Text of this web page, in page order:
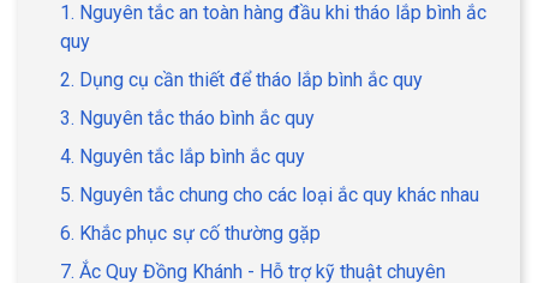
1. Nguyên tắc an toàn hàng đầu khi tháo lắp bình ắc
quy
2. Dụng cụ cần thiết để tháo lắp bình ắc quy
3. Nguyên tắc tháo bình ắc quy
4. Nguyên tắc lắp bình ắc quy
5. Nguyên tắc chung cho các loại ắc quy khác nhau
6. Khắc phục sự cố thường gặp
7. Ắc Quy Đồng Khánh - Hỗ trợ kỹ thuật chuyên